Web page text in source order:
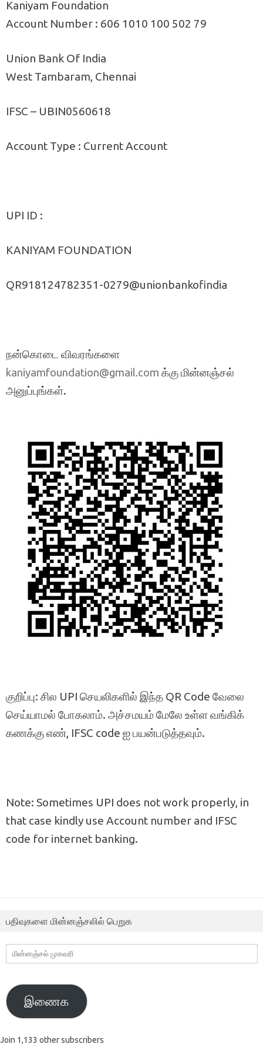
Kaniyam Foundation
Account Number : 606 1010 100 502 79
Union Bank Of India
West Tambaram, Chennai
IFSC – UBIN0560618
Account Type : Current Account
UPI ID :
KANIYAM FOUNDATION
QR918124782351-0279@unionbankofindia
நன்கொடை விவரங்களை
kaniyamfoundation@gmail.com க்கு மின்னஞ்சல்
அனுப்புங்கள்.
குறிப்பு: சில UPI செயலிகளில் இந்த QR Code வேலை
செய்யாமல் போகலாம். அச்சமயம் மேலே உள்ள வங்கிக்
கணக்கு எண், IFSC code ஐ பயன்படுத்தவும்.
Note: Sometimes UPI does not work properly, in
that case kindly use Account number and IFSC
code for internet banking.
பதிவுகளை மின்னஞ்சலில் பெறுக
மின்னஞ்சல்
முகவரி
இணைக
Join 1,133 other subscribers